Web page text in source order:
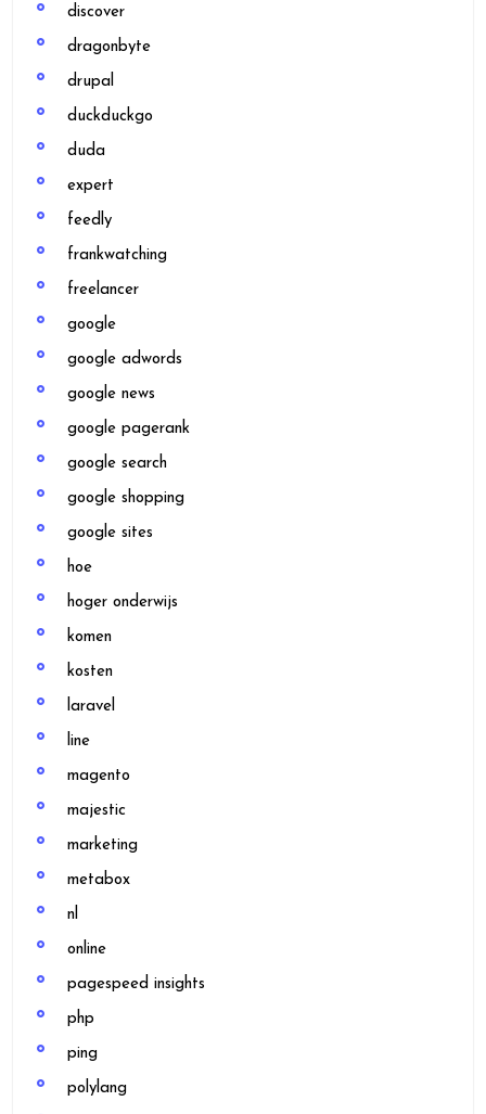
discover
dragonbyte
drupal
duckduckgo
duda
expert
feedly
frankwatching
freelancer
google
google adwords
google news
google pagerank
google search
google shopping
google sites
hoe
hoger onderwijs
komen
kosten
laravel
line
magento
majestic
marketing
metabox
nl
online
pagespeed insights
php
ping
polylang